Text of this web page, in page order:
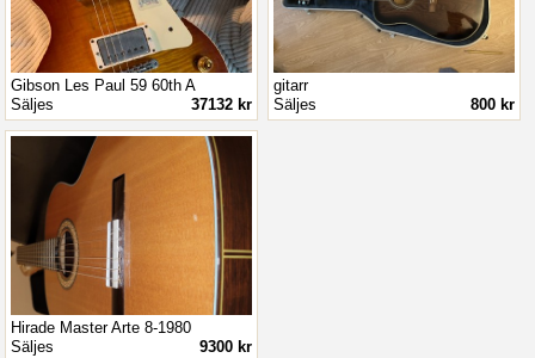
Gibson Les Paul 59 60th A
37132 kr
Säljes
gitarr
800 kr
Säljes
Hirade Master Arte 8-1980
9300 kr
Säljes